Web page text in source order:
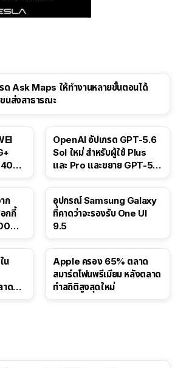
Ask Maps ให้ทำงานหลายขั้นตอนได้
นส่งสาธารณะ
OpenAI อัปเกรด GPT-5.6
Sol ใหม่ สำหรับผู้ใช้ Plus
และ Pro และขยาย GPT-5.6
ก
กกี้
อุปกรณ์ Samsung Galaxy
ที่คาดว่าจะรองรับ One UI
9.5
น
าด
Apple ครอง 65% ตลาด
สมาร์ตโฟนพรีเมียม หลังตลาด
ทำสถิติสูงสุดใหม่